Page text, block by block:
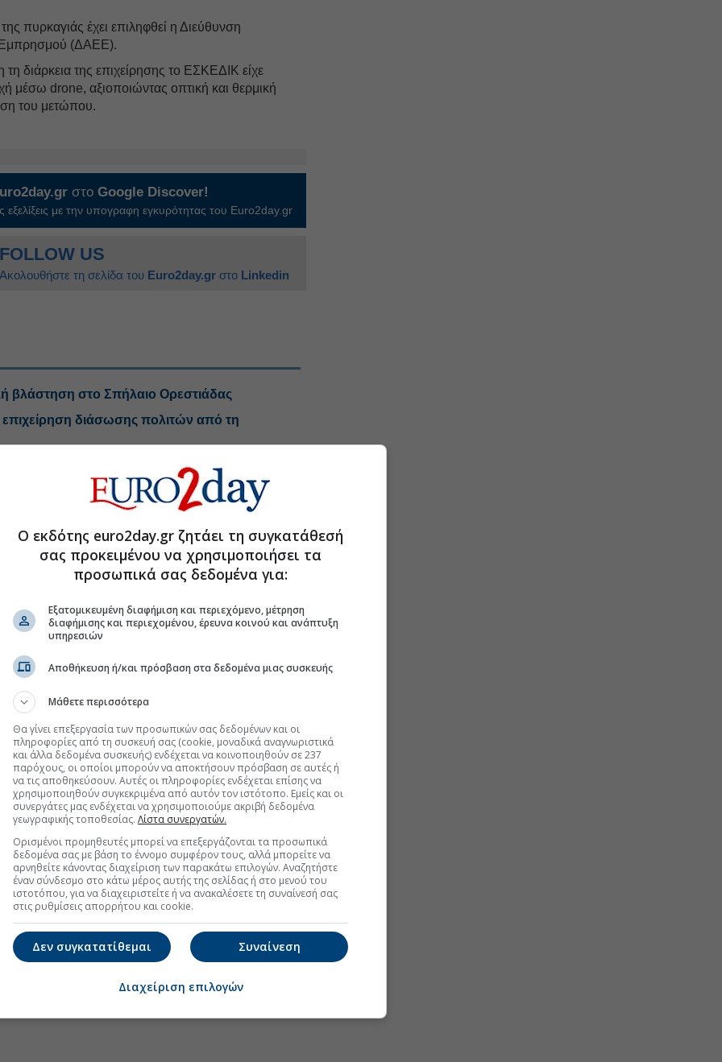
πυρκαγιάς έχει επιληφθεί η Διεύθυνση
Εμπρησμού (ΔΑΕΕ).
διάρκεια της επιχείρησης το ΕΣΚΕΔΙΚ είχε
μέσω drone, αξιοποιώντας οπτική και θερμική
του μετώπου.
στοGoogle Discover!
εξελίξεις με την υπογραφη εγκυρότητας του Euro2day.gr
FOLLOW US
Ακολουθήστε τη σελίδα του Euro2day.gr στο Linkedin
βλάστηση στο Σπήλαιο Ορεστιάδας
επιχείρηση διάσωσης πολιτών από τη
στη Σίνδο
ενέργεια όσο 6 βόμβες της Χιροσίμα!
στο Discover
Ο εκδότης euro2day.gr ζητάει τη συγκατάθεσή
σας προκειμένου να χρησιμοποιήσει τα
προσωπικά σας δεδομένα για:
Εξατομικευμένη διαφήμιση και περιεχόμενο, μέτρηση
διαφήμισης και περιεχομένου, έρευνα κοινού και ανάπτυξη
υπηρεσιών
Αποθήκευση ή/και πρόσβαση στα δεδομένα μιας συσκευής
Μάθετε περισσότερα
Θα γίνει επεξεργασία των προσωπικών σας δεδομένων και οι
πληροφορίες από τη συσκευή σας (cookie, μοναδικά αναγνωριστικά
και άλλα δεδομένα συσκευής) ενδέχεται να κοινοποιηθούν σε 237
παρόχους, οι οποίοι μπορούν να αποκτήσουν πρόσβαση σε αυτές ή
να τις αποθηκεύσουν. Αυτές οι πληροφορίες ενδέχεται επίσης να
χρησιμοποιηθούν συγκεκριμένα από αυτόν τον ιστότοπο. Εμείς και οι
συνεργάτες μας ενδέχεται να χρησιμοποιούμε ακριβή δεδομένα
γεωγραφικής τοποθεσίας. Λίστα συνεργατών.
Ορισμένοι προμηθευτές μπορεί να επεξεργάζονται τα προσωπικά
δεδομένα σας με βάση το έννομο συμφέρον τους, αλλά μπορείτε να
αρνηθείτε κάνοντας διαχείριση των παρακάτω επιλογών. Αναζητήστε
έναν σύνδεσμο στο κάτω μέρος αυτής της σελίδας ή στο μενού του
ιστοτόπου, για να διαχειριστείτε ή να ανακαλέσετε τη συναίνεσή σας
στις ρυθμίσεις απορρήτου και cookie.
Συναίνεση
Δεν συγκατατίθεμαι
Διαχείριση επιλογών